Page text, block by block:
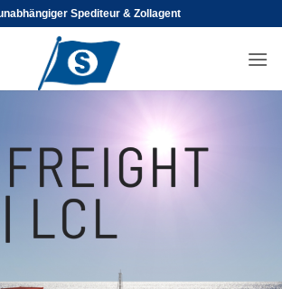
Spediteur & Zollagent